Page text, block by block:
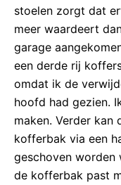
stoelen zorgt dat
meer waardeert
garage
een derde rij
omdat ik de
hoofd had gezien.
maken. Verder kan
kofferbak via een
geschoven worden
de kofferbak past